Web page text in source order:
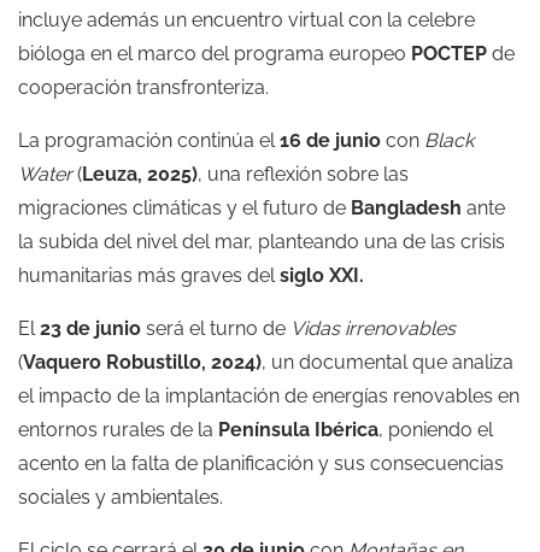
incluye además un encuentro virtual con la celebre
bióloga en el marco del programa europeo POCTEP de
cooperación transfronteriza.
La programación continúa el16 de junio con Black
Water(Leuza, 2025), una reflexión sobre las
migraciones climáticas y el futuro de Bangladesh ante
la subida del nivel del mar, planteando una de las crisis
humanitarias más graves delsiglo XXI.
El23 de junio será el turno de Vidas irrenovables
(Vaquero Robustillo, 2024), un documental que analiza
el impacto de la implantación de energías renovables en
entornos rurales de la Península Ibérica, poniendo el
acento en la falta de planificación y sus consecuencias
sociales y ambientales.